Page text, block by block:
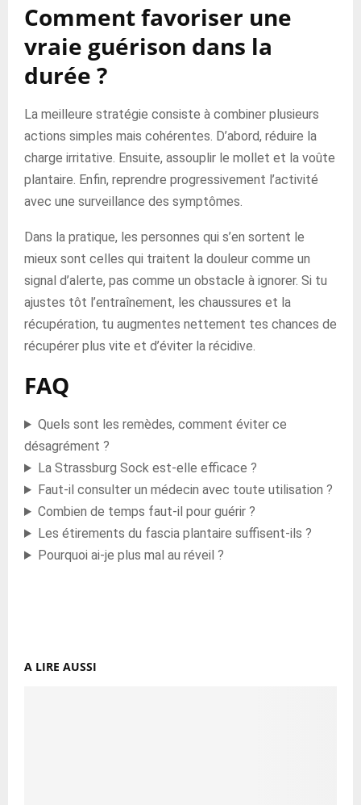
Comment favoriser une
vraie guérison dans la
durée ?
La meilleure stratégie consiste à combiner plusieurs
actions simples mais cohérentes. D’abord, réduire la
charge irritative. Ensuite, assouplir le mollet et la voûte
plantaire. Enfin, reprendre progressivement l’activité
avec une surveillance des symptômes.
Dans la pratique, les personnes qui s’en sortent le
mieux sont celles qui traitent la douleur comme un
signal d’alerte, pas comme un obstacle à ignorer. Si tu
ajustes tôt l’entraînement, les chaussures et la
récupération, tu augmentes nettement tes chances de
récupérer plus vite et d’éviter la récidive.
FAQ
Quels sont les remèdes, comment éviter ce
désagrément ?
La Strassburg Sock est-elle efficace ?
Faut-il consulter un médecin avec toute utilisation ?
Combien de temps faut-il pour guérir ?
Les étirements du fascia plantaire suffisent-ils ?
Pourquoi ai-je plus mal au réveil ?
A LIRE AUSSI